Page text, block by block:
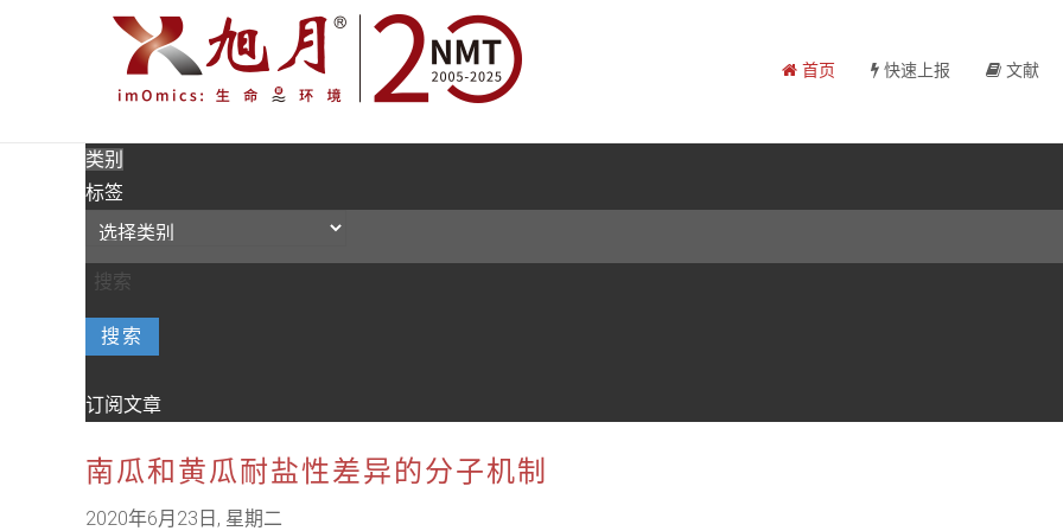
首页 快速上报 文献
类别
标签
搜索
订阅文章
南瓜和黄瓜耐盐性差异的分子机制
2020年6月23日, 星期二